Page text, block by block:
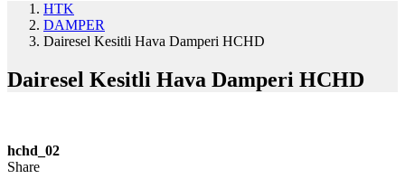
HTK
DAMPER
Dairesel Kesitli Hava Damperi HCHD
Dairesel Kesitli Hava Damperi HCHD
hchd_02
Share